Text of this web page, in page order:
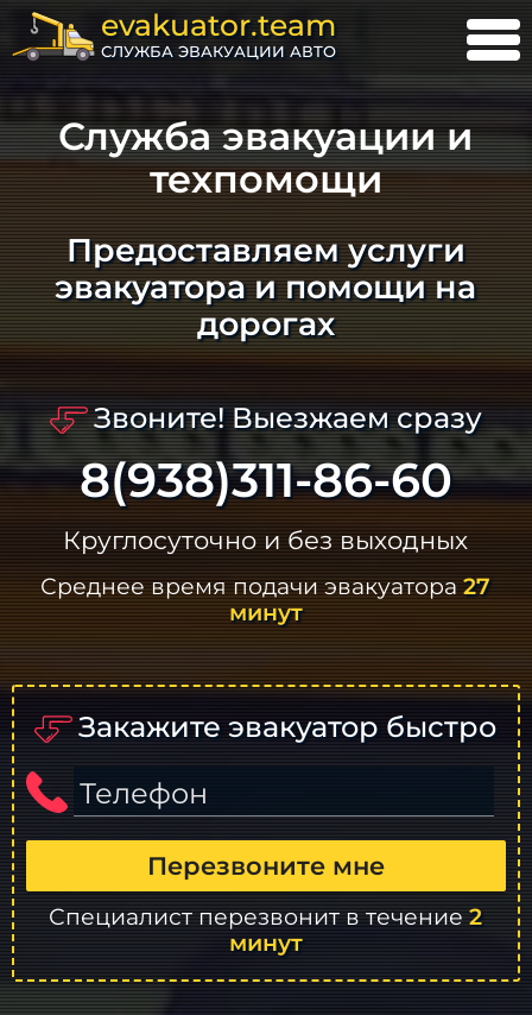
evakuator.team
СЛУЖБА ЭВАКУАЦИИ АВТО
Служба эвакуации и
техпомощи
Предоставляем услуги
эвакуатора и помощи на
дорогах
Звоните! Выезжаем сразу
8(938)311-86-60
Круглосуточно и без выходных
Среднее время подачи эвакуатора27
минут
Закажите эвакуатор быстро
Телефон
Перезвоните мне
Специалист перезвонит в течение2
минут